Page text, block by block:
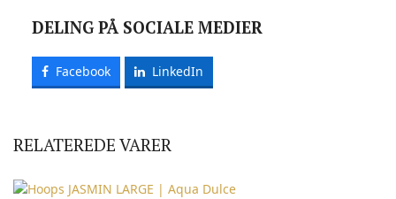
DELING PÅ SOCIALE MEDIER
Facebook LinkedIn
RELATEREDE VARER